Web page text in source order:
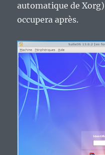
automatique de
occupera après.